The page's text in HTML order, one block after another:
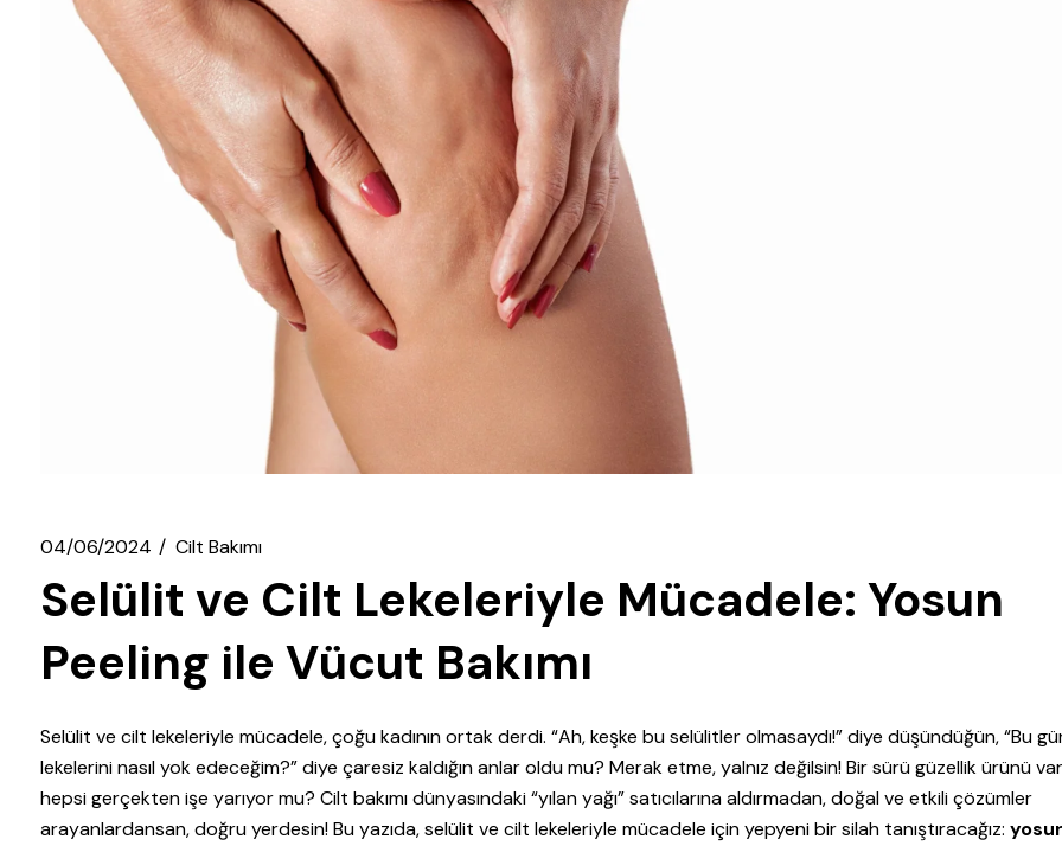
04/06/2024 Cilt Bakımı
Selülit ve Cilt Lekeleriyle Mücadele: Yosun
Peeling ile Vücut Bakımı
Selülit ve cilt lekeleriyle mücadele, çoğu kadının ortak derdi. “Ah, keşke bu selülitler olmasaydı!” diye düşündüğün, “Bu
lekelerini nasıl yok edeceğim?” diye çaresiz kaldığın anlar oldu mu? Merak etme, yalnız değilsin! Bir sürü güzellik ürünü
hepsi gerçekten işe yarıyor mu? Cilt bakımı dünyasındaki “yılan yağı” satıcılarına aldırmadan, doğal ve etkili çözümler
arayanlardansan, doğru yerdesin! Bu yazıda, selülit ve cilt lekeleriyle mücadele için yepyeni bir silah tanıştıracağız: